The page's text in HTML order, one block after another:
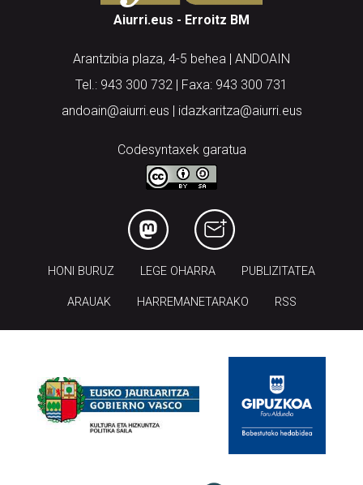
Arantzibia plaza, 4-5 behea | ANDOAIN
Tel.: 943 300 732 | Faxa: 943 300 731
andoain@aiurri.eus | idazkaritza@aiurri.eus
Codesyntaxek garatua
LEGE OHARRA
ARAUAK HARREMANETARAKO RSS